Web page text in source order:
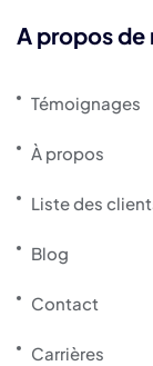
A propos de
Témoignages
À propos
Liste des
Blog
Contact
Carrières